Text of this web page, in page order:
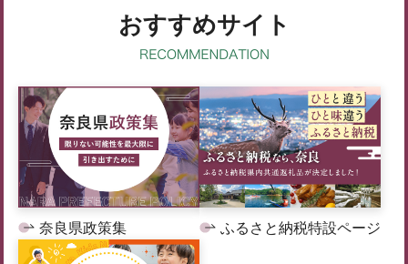
おすすめサイト
奈良県政策集 ふるさと納税特設ページ